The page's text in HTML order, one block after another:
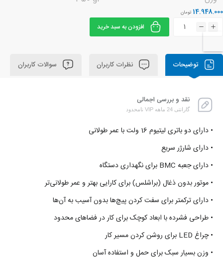
14.948.000 تومان
افزودن به سبد خرید
توضیحات نظرات کاربران سوالات کاربران
نقد و بررسی اجمالی
گارانتی 24 ماهه VIP نامحدود
• دارای دو باتری لیتیوم 16 ولت با عمر طولانی
• دارای شارژر سریع
• دارای جعبه BMC برای نگهداری دستگاه
• موتور بدون ذغال (براشلس) برای کارایی بهتر و عمر طولانی‌تر
• دارای ترکمتر برای سفت کردن پیچ‌ها بدون آسیب به آن‌ها
• طراحی فشرده با ابعاد کوچک برای کار در فضاهای محدود
• چراغ LED برای روشن کردن مسیر کار
• وزن بسیار سبک برای حمل و استفاده آسان